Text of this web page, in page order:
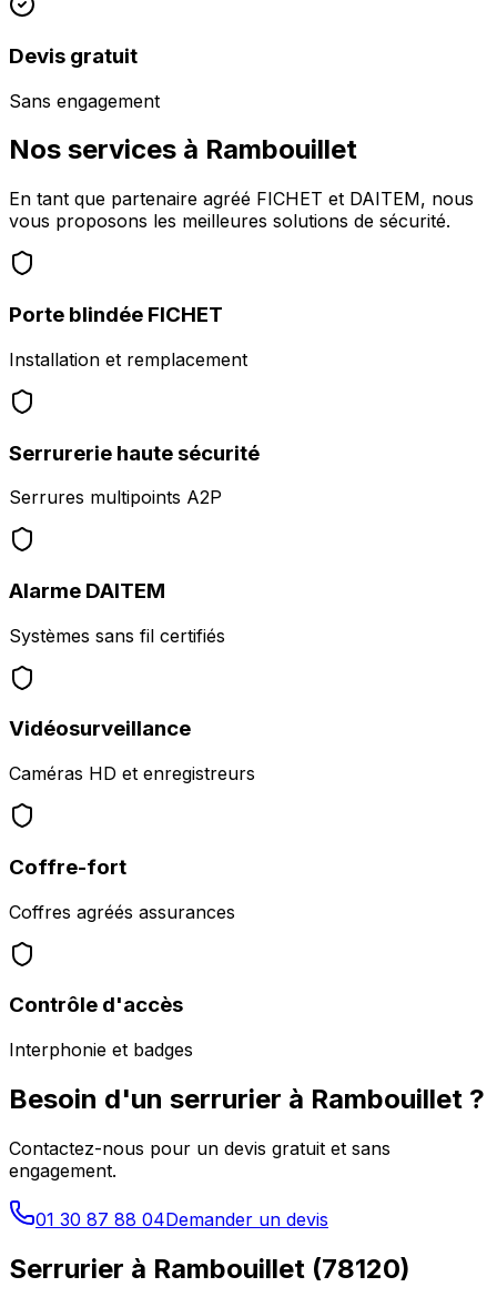
Devis gratuit
Sans engagement
Nos services à Rambouillet
En tant que partenaire agréé FICHET et DAITEM, nous
vous proposons les meilleures solutions de sécurité.
Porte blindée FICHET
Installation et remplacement
Serrurerie haute sécurité
Serrures multipoints A2P
Alarme DAITEM
Systèmes sans fil certifiés
Vidéosurveillance
Caméras HD et enregistreurs
Coffre-fort
Coffres agréés assurances
Contrôle d'accès
Interphonie et badges
Besoin d'un serrurier à Rambouillet ?
Contactez-nous pour un devis gratuit et sans
engagement.
01 30 87 88 04Demander un devis
Serrurier à Rambouillet (78120)